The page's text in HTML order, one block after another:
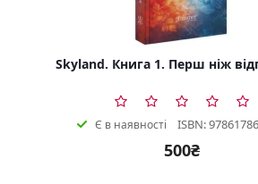
Skyland. Книга 1. Перш ніж
Є в наявності ISBN:
500₴